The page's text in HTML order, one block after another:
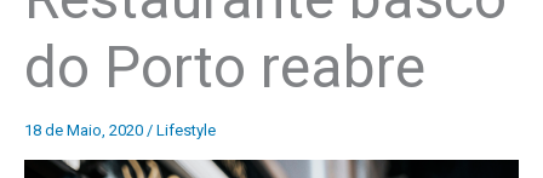
do Porto reabre
18 de Maio, 2020 / Lifestyle